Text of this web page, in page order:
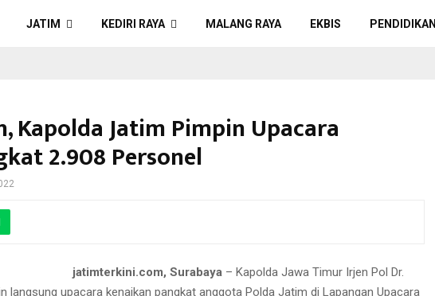
JATIM KEDIRI RAYA MALANG RAYA EKBIS PENDIDIKAN
Kapolda Jatim Pimpin Upacara
2.908 Personel
jatimterkini.com, Surabaya – Kapolda Jawa Timur Irjen Pol Dr.
langsung upacara kenaikan pangkat anggota Polda Jatim di Lapangan Upacara